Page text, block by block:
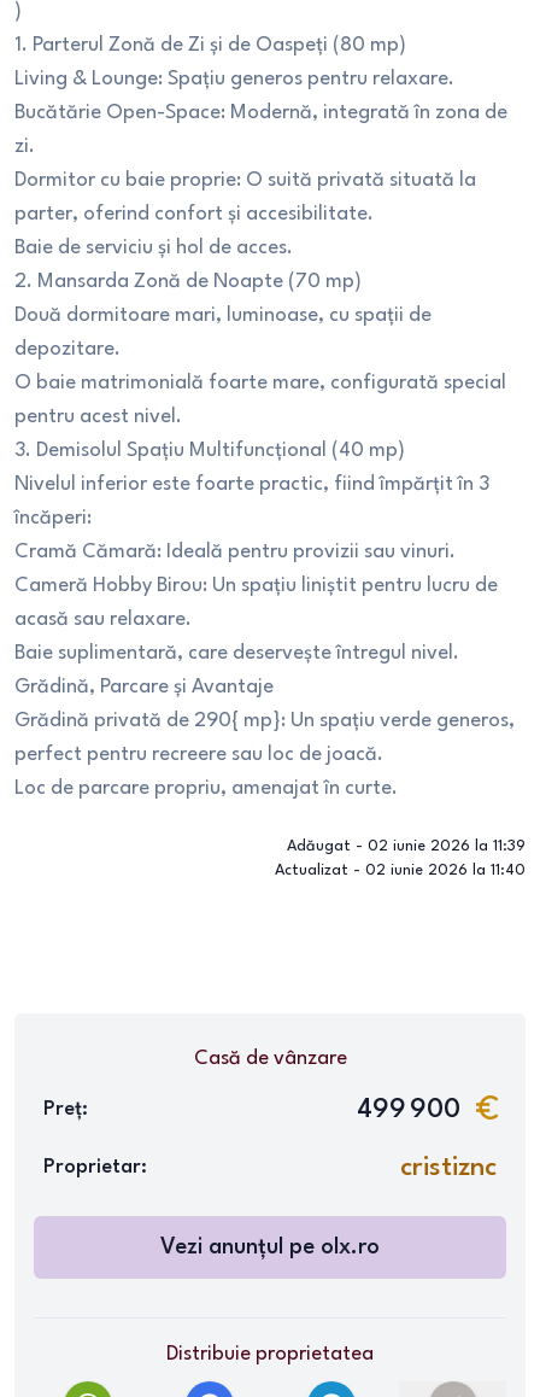
)
1. Parterul Zonă de Zi și de Oaspeți (80 mp)
Living & Lounge: Spațiu generos pentru relaxare.
Bucătărie Open-Space: Modernă, integrată în zona de
zi.
Dormitor cu baie proprie: O suită privată situată la
parter, oferind confort și accesibilitate.
Baie de serviciu și hol de acces.
2. Mansarda Zonă de Noapte (70 mp)
Două dormitoare mari, luminoase, cu spații de
depozitare.
O baie matrimonială foarte mare, configurată special
pentru acest nivel.
3. Demisolul Spațiu Multifuncțional (40 mp)
Nivelul inferior este foarte practic, fiind împărțit în 3
încăperi:
Cramă Cămară: Ideală pentru provizii sau vinuri.
Cameră Hobby Birou: Un spațiu liniștit pentru lucru de
acasă sau relaxare.
Baie suplimentară, care deservește întregul nivel.
Grădină, Parcare și Avantaje
Grădină privată de 290{ mp}: Un spațiu verde generos,
perfect pentru recreere sau loc de joacă.
Loc de parcare propriu, amenajat în curte.
Adăugat - 02 iunie 2026 la 11:39
Actualizat - 02 iunie 2026 la 11:40
Casă de vânzare
Preț: 499 900
Proprietar: cristiznc
Vezi anunțul pe olx.ro
Distribuie proprietatea